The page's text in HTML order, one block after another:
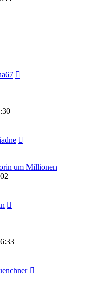
um Millionen